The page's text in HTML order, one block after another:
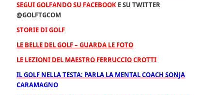
SEGUI GOLFANDO SU FACEBOOK E SU TWITTER
@GOLFTGCOM
STORIE DI GOLF
LE BELLE DEL GOLF – GUARDA LE FOTO
LE LEZIONI DEL MAESTRO FERRUCCIO CROTTI
IL GOLF NELLA TESTA: PARLA LA MENTAL COACH SONJA
CARAMAGNO